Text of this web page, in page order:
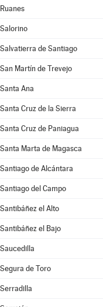
Ruanes
Salorino
Salvatierra de Santiago
San Martín de Trevejo
Santa Ana
Santa Cruz de la Sierra
Santa Cruz de Paniagua
Santa Marta de Magasca
Santiago de Alcántara
Santiago del Campo
Santibáñez el Alto
Santibáñez el Bajo
Saucedilla
Segura de Toro
Serradilla